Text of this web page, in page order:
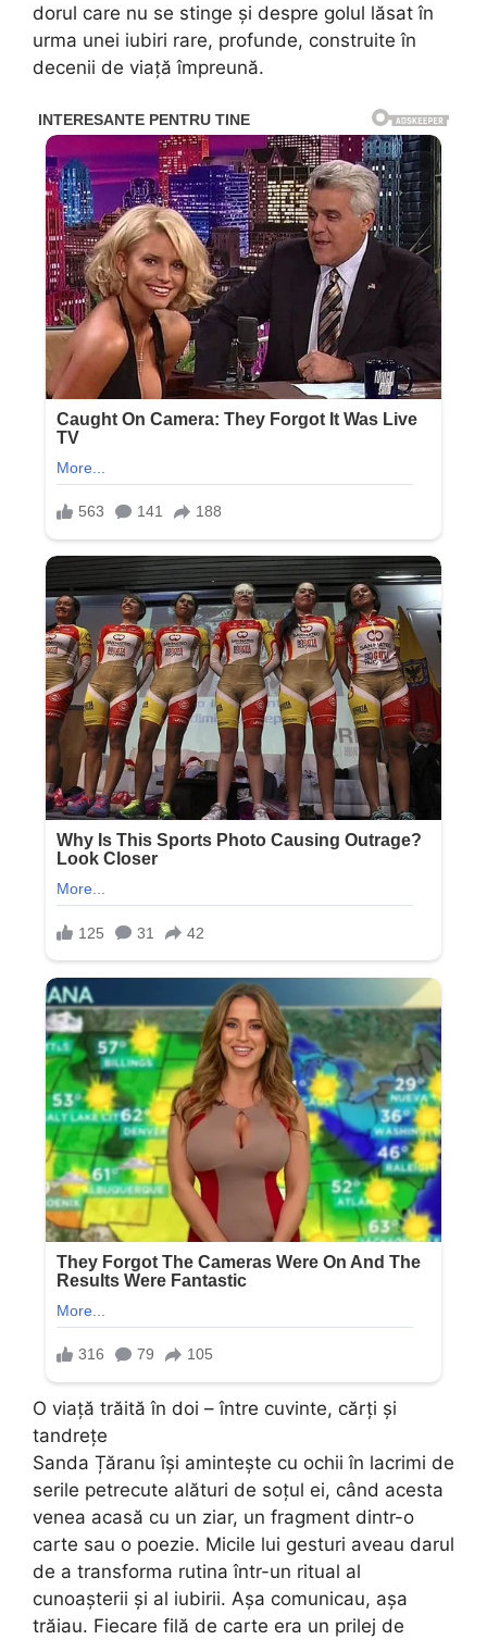
dorul care nu se stinge și despre golul lăsat în
urma unei iubiri rare, profunde, construite în
decenii de viață împreună.
O viață trăită în doi – între cuvinte, cărți și
tandrețe
Sanda Țăranu își amintește cu ochii în lacrimi de
serile petrecute alături de soțul ei, când acesta
venea acasă cu un ziar, un fragment dintr-o
carte sau o poezie. Micile lui gesturi aveau darul
de a transforma rutina într-un ritual al
cunoașterii și al iubirii. Așa comunicau, așa
trăiau. Fiecare filă de carte era un prilej de